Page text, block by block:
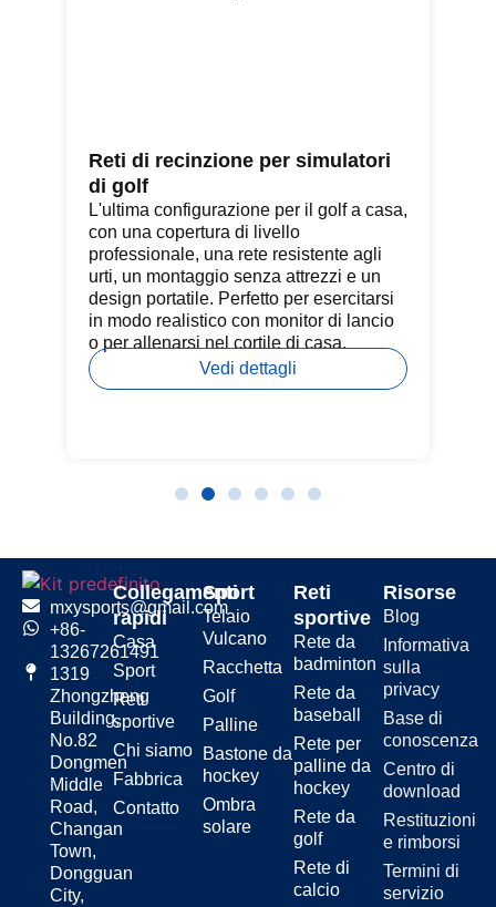
Reti di recinzione per simulatori
di golf
L'ultima configurazione per il golf a casa,
con una copertura di livello
professionale, una rete resistente agli
urti, un montaggio senza attrezzi e un
design portatile. Perfetto per esercitarsi
in modo realistico con monitor di lancio
o per allenarsi nel cortile di casa.
Vedi dettagli
mxysports@gmail.com
+86-
13267261491
1319
Zhongzheng
Building,
No.82
Dongmen
Middle
Road,
Changan
Town,
Dongguan
City,
Collegamenti
rapidi
Casa
Sport
Reti
sportive
Chi siamo
Fabbrica
Contatto
Sport
Telaio
Vulcano
Racchetta
Golf
Palline
Bastone da
hockey
Ombra
solare
Reti
sportive
Rete da
badminton
Rete da
baseball
Rete per
palline da
hockey
Rete da
golf
Rete di
calcio
Risorse
Blog
Informativa
sulla
privacy
Base di
conoscenza
Centro di
download
Restituzioni
e rimborsi
Termini di
servizio